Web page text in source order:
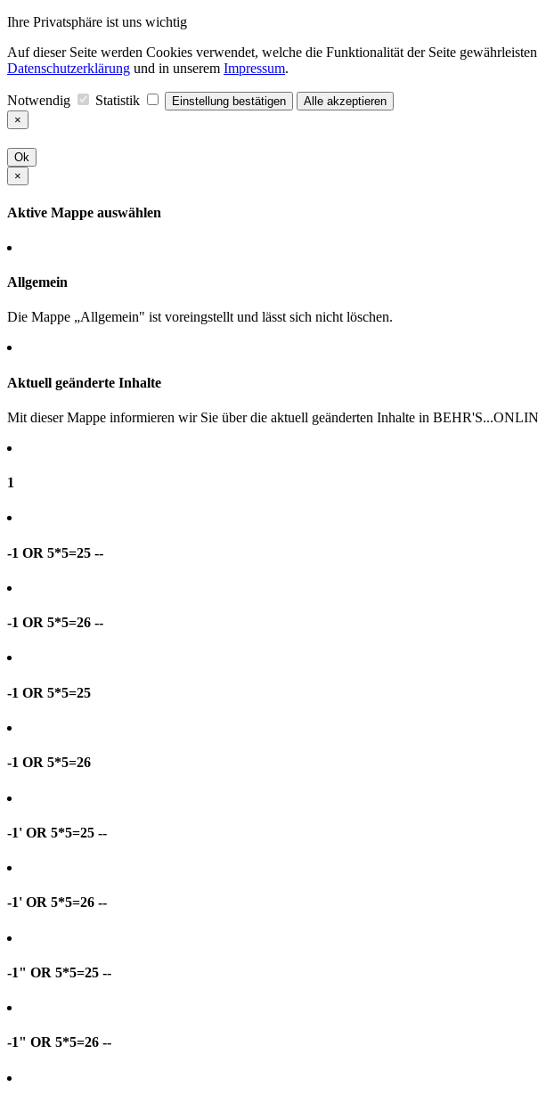
Ihre Privatsphäre ist uns wichtig
Auf dieser Seite werden Cookies verwendet, welche die Funktionalität der Seite
Datenschutzerklärung und in unserem Impressum.
Notwendig Statistik Einstellung bestätigen
Alle akzeptieren
×
Ok
×
Aktive Mappe auswählen
Allgemein
Die Mappe „Allgemein" ist voreingstellt und lässt sich nicht löschen.
Aktuell geänderte Inhalte
Mit dieser Mappe informieren wir Sie über die aktuell geänderten Inhalte in
1
-1 OR 5*5=25 --
-1 OR 5*5=26 --
-1 OR 5*5=25
-1 OR 5*5=26
-1' OR 5*5=25 --
-1' OR 5*5=26 --
-1" OR 5*5=25 --
-1" OR 5*5=26 --